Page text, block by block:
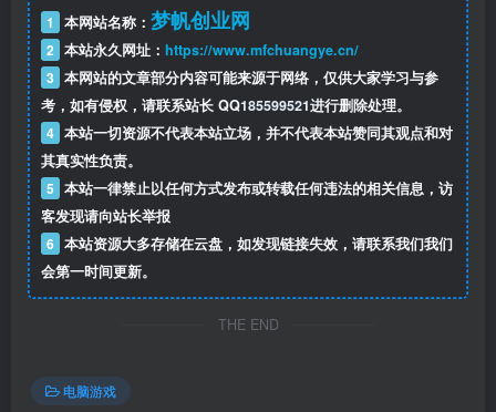
1 本网站名称： 梦帆创业网
2 本站永久网址： https://www.mfchuangye.cn/
3 本网站的文章部分内容可能来源于网络，仅供大家学习与参
考，如有侵权，请联系站长 QQ185599521进行删除处理。
4 本站一切资源不代表本站立场，并不代表本站赞同其观点和对
其真实性负责。
5 本站一律禁止以任何方式发布或转载任何违法的相关信息，访
客发现请向站长举报
6 本站资源大多存储在云盘，如发现链接失效，请联系我们我们
会第一时间更新。
THE END
电脑游戏